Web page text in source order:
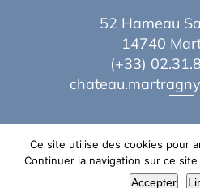
52 Hameau
14740
(+33)
© Copyright 2017 – 2026 | By Théo
Ce site utilise des cookies pour
Continuer la navigation sur ce
Accepter